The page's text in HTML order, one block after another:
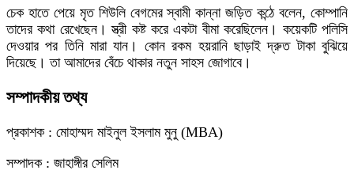
চেক হাতে পেয়ে মৃত শিউলি বেগমের স্বামী কান্না জড়িত কন্ঠে বলেন, কোম্পানি
তাদের কথা রেখেছেন। স্ত্রী কষ্ট করে একটা বীমা করেছিলেন। কয়েকটি পলিসি
দেওয়ার পর তিনি মারা যান। কোন রকম হয়রানি ছাড়াই দ্রুত টাকা বুঝিয়ে
দিয়েছে। তা আমাদের বেঁচে থাকার নতুন সাহস জোগাবে।
সম্পাদকীয় তথ্য
প্রকাশক : মোহাম্মদ মাইনুল ইসলাম মুনু (MBA)
সম্পাদক : জাহাঙ্গীর সেলিম